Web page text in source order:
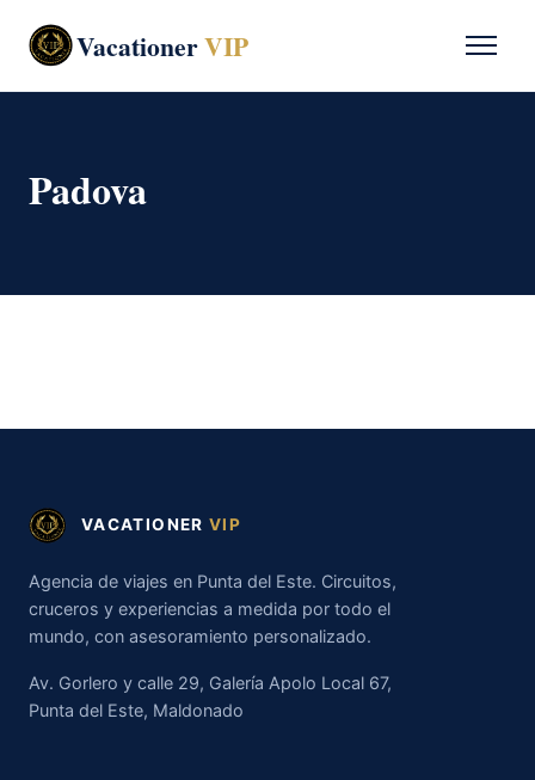
VacationerVIP
Padova
VACATIONER VIP
Agencia de viajes en Punta del Este. Circuitos,
cruceros y experiencias a medida por todo el
mundo, con asesoramiento personalizado.
Av. Gorlero y calle 29, Galería Apolo Local 67,
Punta del Este, Maldonado